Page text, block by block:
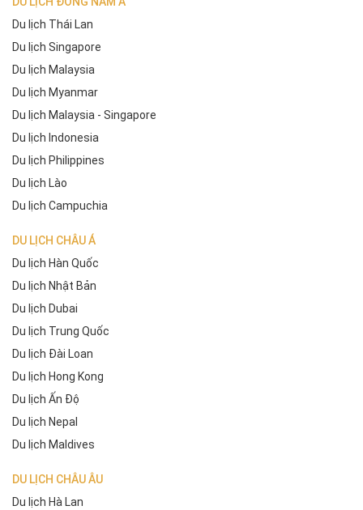
Du lịch Thái Lan
Du lịch Singapore
Du lịch Malaysia
Du lịch Myanmar
Du lịch Malaysia - Singapore
Du lịch Indonesia
Du lịch Philippines
Du lịch Lào
Du lịch Campuchia
DU LỊCH CHÂU Á
Du lịch Hàn Quốc
Du lịch Nhật Bản
Du lịch Dubai
Du lịch Trung Quốc
Du lịch Đài Loan
Du lịch Hong Kong
Du lịch Ấn Độ
Du lịch Nepal
Du lịch Maldives
DU LỊCH CHÂU ÂU
Du lịch Hà Lan